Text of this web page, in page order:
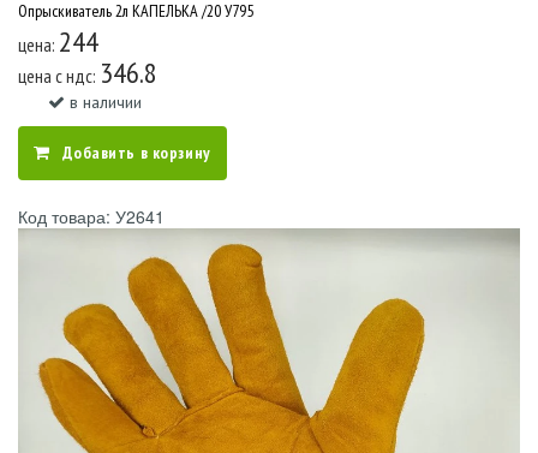
Опрыскиватель 2л КАПЕЛЬКА /20 У795
цена: 244
цена c ндс: 346.8
в наличии
Добавить в корзину
Код товара: У2641